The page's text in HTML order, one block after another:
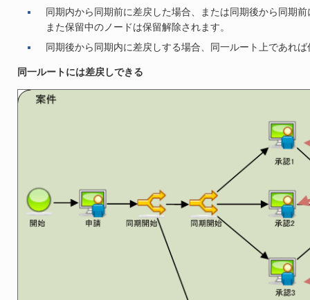
同期内から同期前に差戻した場合、または同期後から同期
また保留中のノードは保留解除されます。
同期後から同期内に差戻しする場合、同一ルート上であれ
同一ルートには差戻しできる